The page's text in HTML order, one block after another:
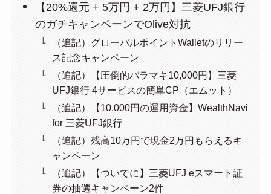
【20%還元 + 5万円 + 2万円】三菱UFJ銀行
のガチキャンペーンでOlive対抗
（追記）グローバルポイントWalletのリリー
ス記念キャンペーン
（追記）【圧倒的バラマキ10,000円】三菱
UFJ銀行 4サービスの簡単CP（エムット）
（追記）【10,000円の運用資金】WealthNavi
for 三菱UFJ銀行
（追記）残高10万円で現金2万円もらえるキ
ャンペーン
（追記）【ついでに】三菱UFJ eスマート証
券の抽選キャンペーン2件